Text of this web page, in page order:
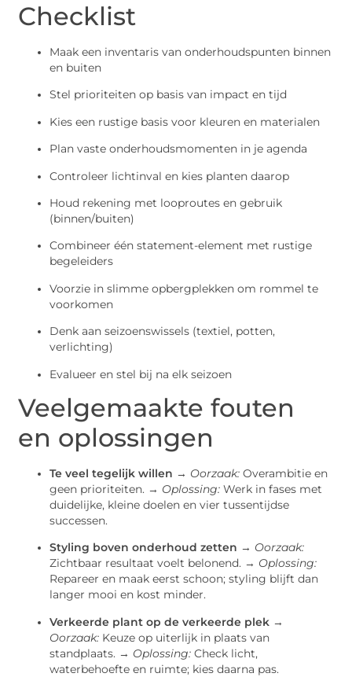
Checklist
Maak een inventaris van onderhoudspunten binnen
en buiten
Stel prioriteiten op basis van impact en tijd
Kies een rustige basis voor kleuren en materialen
Plan vaste onderhoudsmomenten in je agenda
Controleer lichtinval en kies planten daarop
Houd rekening met looproutes en gebruik
(binnen/buiten)
Combineer één statement-element met rustige
begeleiders
Voorzie in slimme opbergplekken om rommel te
voorkomen
Denk aan seizoenswissels (textiel, potten,
verlichting)
Evalueer en stel bij na elk seizoen
Veelgemaakte fouten
en oplossingen
Te veel tegelijk willen → Oorzaak: Overambitie en
geen prioriteiten. → Oplossing: Werk in fases met
duidelijke, kleine doelen en vier tussentijdse
successen.
Styling boven onderhoud zetten → Oorzaak:
Zichtbaar resultaat voelt belonend. → Oplossing:
Repareer en maak eerst schoon; styling blijft dan
langer mooi en kost minder.
Verkeerde plant op de verkeerde plek →
Oorzaak: Keuze op uiterlijk in plaats van
standplaats. → Oplossing: Check licht,
waterbehoefte en ruimte; kies daarna pas.